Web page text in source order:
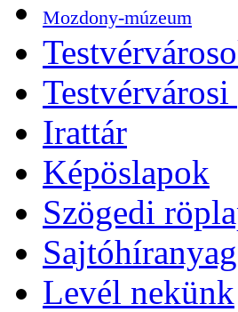
Mozdony-múzeum
Irattár
Képöslapok
Szögedi
Levél nekünk